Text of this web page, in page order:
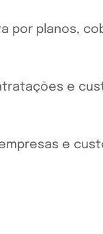
por planos,
e
e